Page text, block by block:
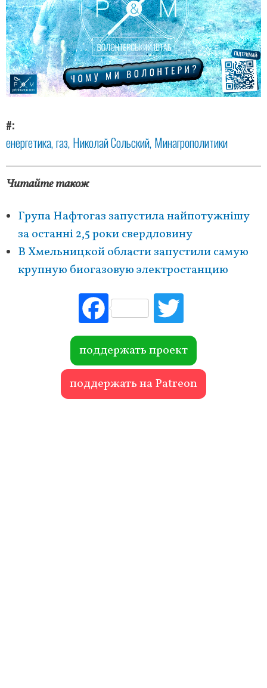
#
енергетика газ Николай Сольский Минагрополитики
Читайте також
Група Нафтогаз запустила найпотужнішу
за останні 2,5 роки свердловину
В Хмельницкой области запустили самую
крупную биогазовую электростанцию
Fac
ebo
ok r
поддержать проект
поддержать на Patreon